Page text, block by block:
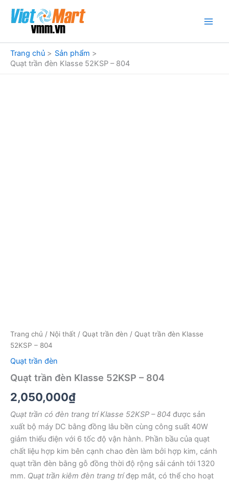
dung
Trang chủ
Sản phẩm
Quạt trần đèn Klasse 52KSP – 804
Trang chủ / Nội thất / Quạt trần đèn / Quạt trần đèn Klasse
52KSP – 804
Quạt trần đèn
Quạt trần đèn Klasse 52KSP – 804
2,050,000₫
Quạt trần có đèn trang trí Klasse 52KSP – 804 được sản
xuất bộ máy DC bằng đồng lâu bền cùng công suất 40W
giảm thiểu điện với 6 tốc độ vận hành. Phần bầu của quạt
chất liệu hợp kim bên cạnh chao đèn làm bởi hợp kim, cánh
quạt trần đèn bằng gỗ đồng thời độ rộng sải cánh tới 1320
mm. Quạt trần kiêm đèn trang tríđẹp mắt, có thể cho hoạt